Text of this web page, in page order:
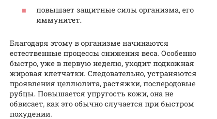
повышает защитные силы организма, его
иммунитет.
Благодаря этому в организме начинаются
естественные процессы снижения веса. Особенно
быстро, уже в первую неделю, уходит подкожная
жировая клетчатки. Следовательно, устраняются
проявления целлюлита, растяжки, послеродовые
рубцы. Повышается упругость кожи, она не
обвисает, как это обычно случается при быстром
похудении.